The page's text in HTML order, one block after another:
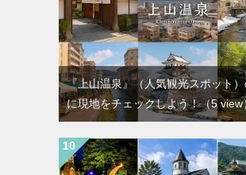
『上山温泉』（人気観光スポット
に現地をチェックしよう！（5 view